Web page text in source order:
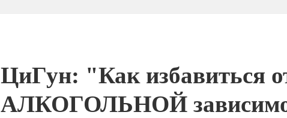
ЦиГун: "Как избавиться
АЛКОГОЛЬНОЙ